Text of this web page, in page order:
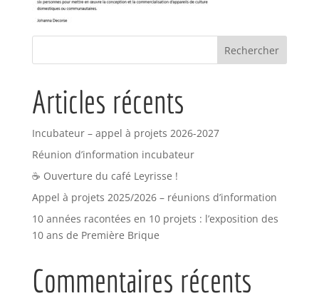
Articles récents
Incubateur – appel à projets 2026-2027
Réunion d’information incubateur
☕ Ouverture du café Leyrisse !
Appel à projets 2025/2026 – réunions d’information
10 années racontées en 10 projets : l’exposition des
10 ans de Première Brique
Commentaires récents